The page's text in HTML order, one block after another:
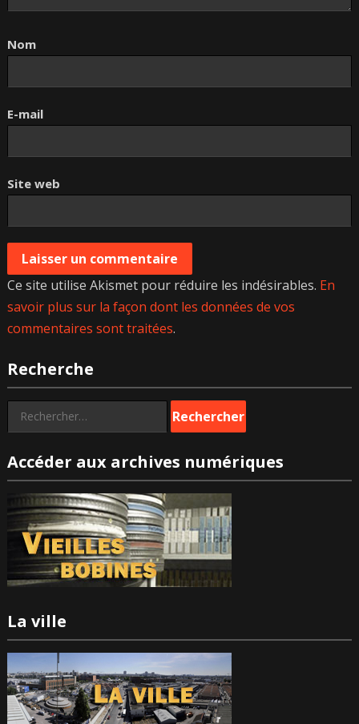
Nom
E-mail
Site web
Ce site utilise Akismet pour réduire les indésirables. En
savoir plus sur la façon dont les données de vos
commentaires sont traitées.
Recherche
Rechercher :
Accéder aux archives numériques
La ville